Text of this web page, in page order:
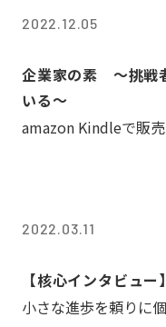
2022.12.05
企業家の素 〜挑戦
いる〜
amazon Kindleで販売
2022.03.11
【核心インタビュー】
小さな進歩を頼りに